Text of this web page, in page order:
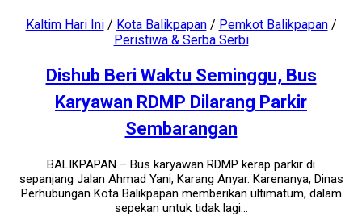
Kaltim Hari Ini/ Kota Balikpapan/ Pemkot Balikpapan/
Peristiwa & Serba Serbi
Dishub Beri Waktu Seminggu, Bus
Karyawan RDMP Dilarang Parkir
Sembarangan
BALIKPAPAN – Bus karyawan RDMP kerap parkir di
sepanjang Jalan Ahmad Yani, Karang Anyar. Karenanya, Dinas
Perhubungan Kota Balikpapan memberikan ultimatum, dalam
sepekan untuk tidak lagi...